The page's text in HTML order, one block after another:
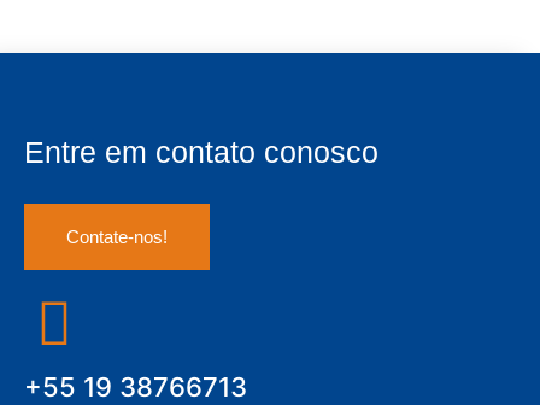
Entre em contato conosco
Contate-nos!
+55 19 38766713